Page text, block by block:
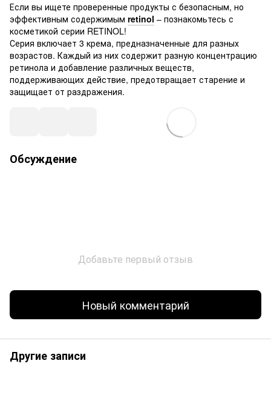
Если вы ищете проверенные продукты с безопасным, но
эффективным содержимым retinol – познакомьтесь с
косметикой серии RETINOL!
Серия включает 3 крема, предназначенные для разных
возрастов. Каждый из них содержит разную концентрацию
ретинола и добавление различных веществ,
поддерживающих действие, предотвращает старение и
защищает от раздражения.
Обсуждение
Добавьте первый отзыв
Новый комментарий
Другие записи